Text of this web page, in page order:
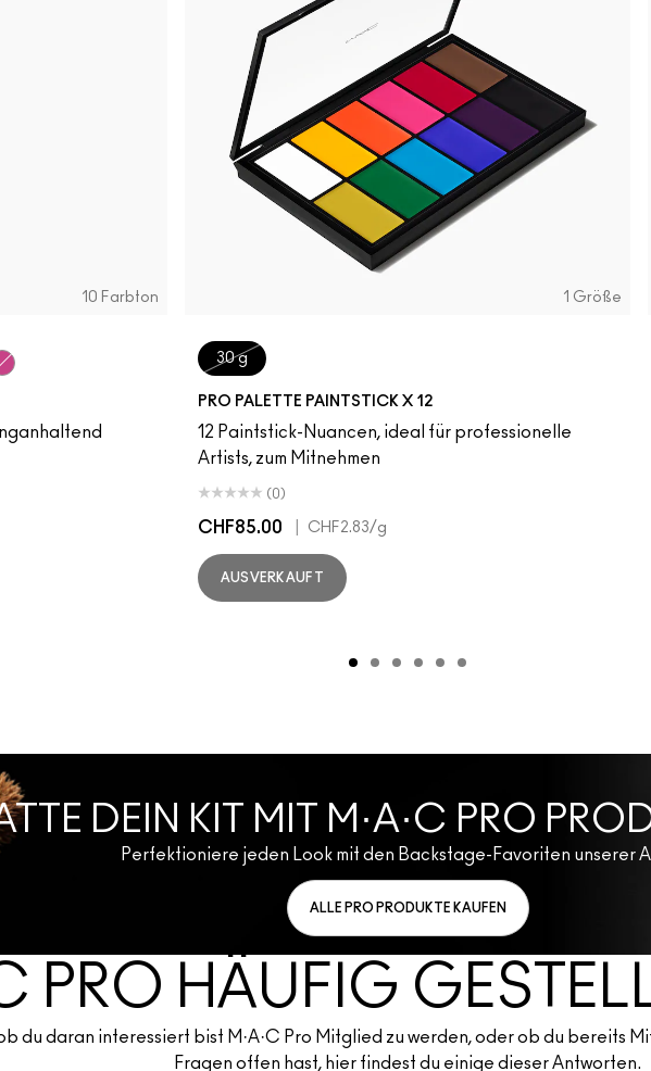
10 Farbton 1 Größe
30 g
PRO PALETTE PAINTSTICK X 12
12 Paintstick-Nuancen, ideal für professionelle
Artists, zum Mitnehmen
(0)
CHF85.00 CHF2.83/g
AUSVERKAUFT
DEIN KIT MIT M·A·C PRO
Perfektioniere jeden Look mit den Backstage-Favoriten unserer
ALLE PRO PRODUKTE KAUFEN
PRO HÄUFIG
du daran interessiert bist M·A·C Pro Mitglied zu werden, oder ob du bereits
Fragen offen hast, hier findest du einige dieser Antworten.